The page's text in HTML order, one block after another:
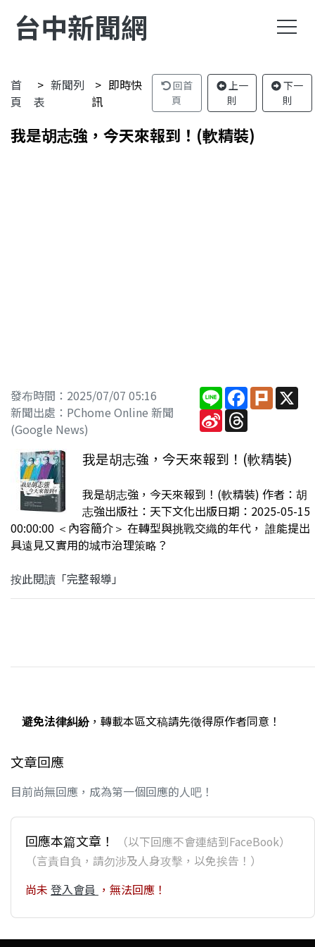
台中新聞網
首
頁
新聞列
表
即時快
訊
回首
頁
上一
則
下一
則
我是胡志強，今天來報到！(軟精裝)
發布時間：2025/07/07 05:16
新聞出處：PChome Online 新聞
(Google News)
LineFacebook
PlurkX
Sina
Weibo
Threads
我是胡志強，今天來報到！(軟精裝)
我是胡志強，今天來報到！(軟精裝) 作者：胡
志強出版社：天下文化出版日期：2025-05-15
00:00:00 ＜內容簡介＞ 在轉型與挑戰交織的年代， 誰能提出
具遠見又實用的城市治理策略？
按此閱讀「完整報導」
避免法律糾紛，轉載本區文稿請先徵得原作者同意！
文章回應
目前尚無回應，成為第一個回應的人吧！
回應本篇文章！
（以下回應不會連結到FaceBook）
（言責自負，請勿涉及人身攻擊，以免挨告！）
尚未 登入會員 ，無法回應！